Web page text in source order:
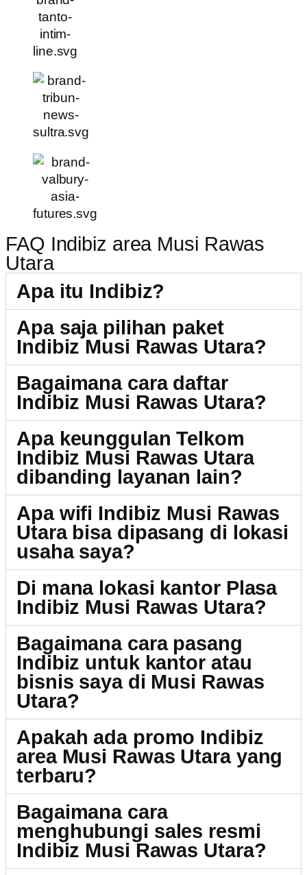
FAQ Indibiz area Musi Rawas
Utara
Apa itu Indibiz?
Apa saja pilihan paket
Indibiz Musi Rawas Utara?
Bagaimana cara daftar
Indibiz Musi Rawas Utara?
Apa keunggulan Telkom
Indibiz Musi Rawas Utara
dibanding layanan lain?
Apa wifi Indibiz Musi Rawas
Utara bisa dipasang di lokasi
usaha saya?
Di mana lokasi kantor Plasa
Indibiz Musi Rawas Utara?
Bagaimana cara pasang
Indibiz untuk kantor atau
bisnis saya di Musi Rawas
Utara?
Apakah ada promo Indibiz
area Musi Rawas Utara yang
terbaru?
Bagaimana cara
menghubungi sales resmi
Indibiz Musi Rawas Utara?